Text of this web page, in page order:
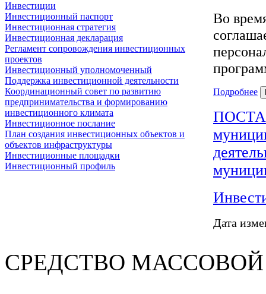
Инвестиции
Инвестиционный паспорт
Инвестиционная стратегия
Инвестиционная декларация
Регламент сопровождения инвестиционных
проектов
Инвестиционный уполномоченный
Поддержка инвестиционной деятельности
Координационный совет по развитию
предпринимательства и формированию
инвестиционного климата
Инвестиционное послание
План создания инвестиционных объектов и
объектов инфраструктуры
Инвестиционные площадки
Инвестиционный профиль
Во
Подробнее
Дата
СРЕДСТВО